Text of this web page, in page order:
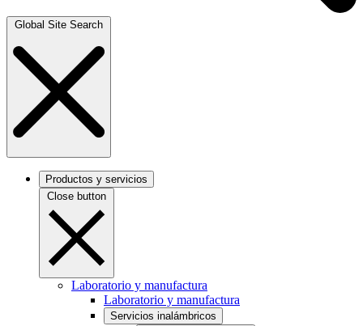
Global Site Search
Productos y servicios
Close button
Laboratorio y manufactura
Laboratorio y manufactura
Servicios inalámbricos